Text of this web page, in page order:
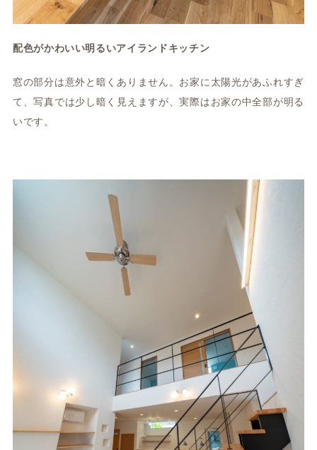
配色がかわいい明るいアイランドキッチン
窓の部分は意外と暗くありません。お家に太陽光があふれすぎ
て、写真では少し暗く見えますが、実際はお家の中全部が明る
いです。